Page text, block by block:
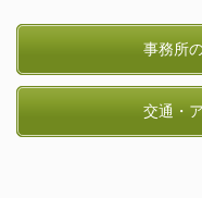
事務所
交通・